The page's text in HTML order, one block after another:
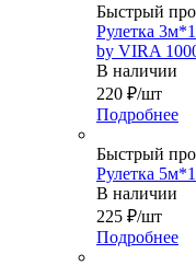
Быстрый
Рулетка
by VIRA
В наличии
220 ₽/шт
Подробнее
Быстрый
Рулетка
В наличии
225 ₽/шт
Подробнее